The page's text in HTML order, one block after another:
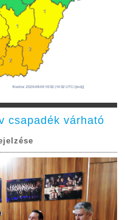
csapadék várható